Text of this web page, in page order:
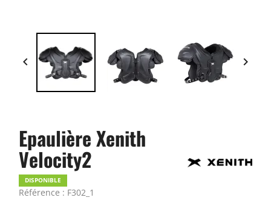
 
Epaulière Xenith
Velocity2
Référence : F302_1
DISPONIBLE